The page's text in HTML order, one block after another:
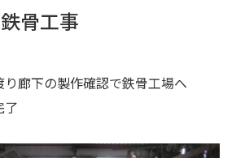
骨工事
廊下の製作確認で鉄骨工場へ
了